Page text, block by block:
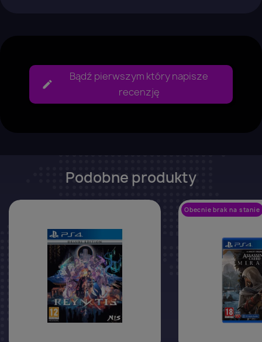
Bądź pierwszym który napisze
recenzję
Podobne produkty
Obecnie brak na stanie